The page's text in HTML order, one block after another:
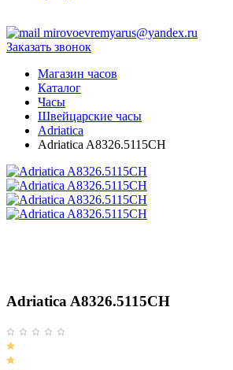
mirovoevremyarus@yandex.ru
Заказать звонок
Магазин часов
Каталог
Часы
Швейцарские часы
Adriatica
Adriatica A8326.5115CH
Adriatica A8326.5115CH